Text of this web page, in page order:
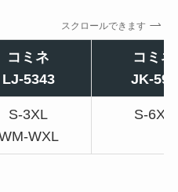
スクロールできます
コミネ
LJ-5343
コミネ
JK-597
S-3XL
WXL
S-6XL